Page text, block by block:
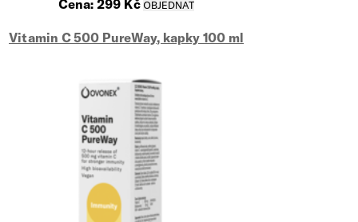
Cena: 299 Kč
Vitamin C 500 PureWay, kapky 100 ml